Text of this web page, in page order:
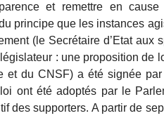
et remettre en
principe que les instances
(le Secrétaire d’Etat aux
: une proposition de
et du CNSF) a été signée
ont été adoptés par le
des supporters. A partir de